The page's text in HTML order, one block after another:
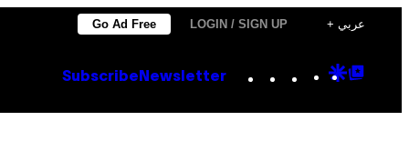
Go Ad Free LOGIN / SIGN UP + عربي
Subscribe Newsletter Instagram
TikTok
YouTube
Google